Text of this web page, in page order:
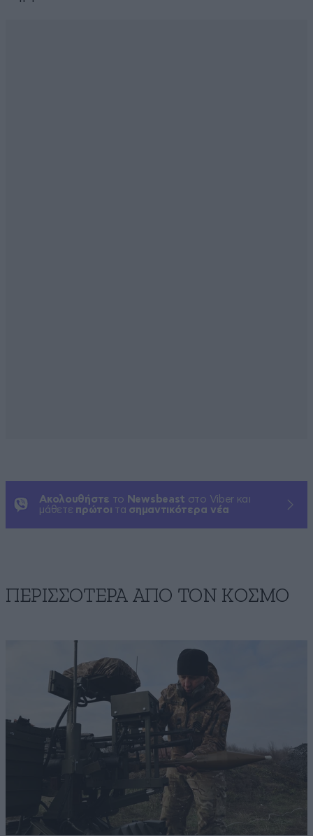
Ακολουθήστε το Newsbeast στο Viber και
μάθετε πρώτοι τα σημαντικότερα νέα
ΠΕΡΙΣΣΟΤΕΡΑ ΑΠΟ ΤΟΝ ΚΟΣΜΟ